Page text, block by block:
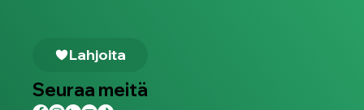
Lahjoita
Seuraa meitä